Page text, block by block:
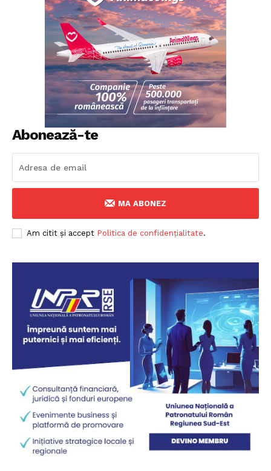
Abonează-te
MA ABONEZ
Am citit și accept Politica de confidențialitate.